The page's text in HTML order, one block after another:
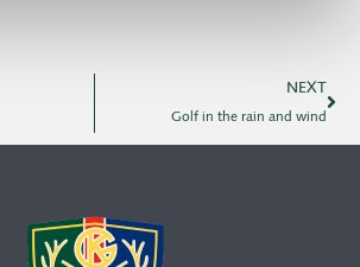
NEXT
Golf in the rain and wind